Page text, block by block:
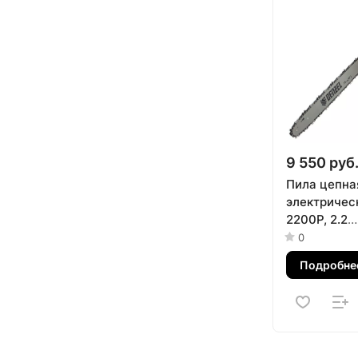
9 550 руб.
Пила
2200P, 2.2
см, шаг 3/8,
63 звена
0